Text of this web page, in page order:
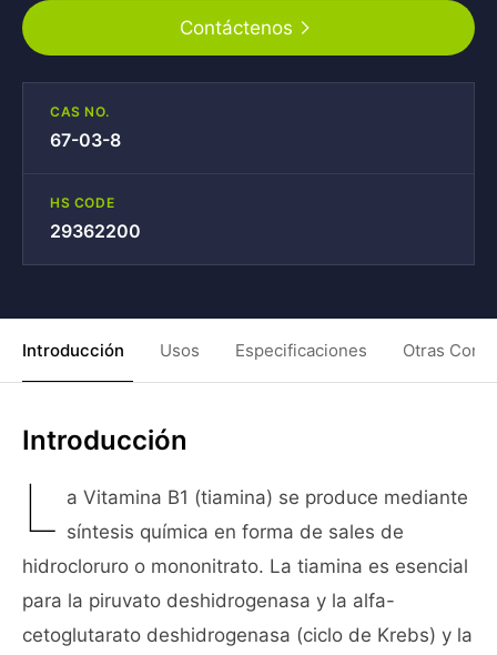
Contáctenos
CAS NO.
67-03-8
HS CODE
29362200
Introducción Usos Especificaciones Otras
Introducción
L a Vitamina B1 (tiamina) se produce mediante
síntesis química en forma de sales de
hidrocloruro o mononitrato. La tiamina es esencial
para la piruvato deshidrogenasa y la alfa-
cetoglutarato deshidrogenasa (ciclo de Krebs) y la